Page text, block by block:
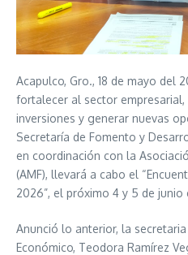
Acapulco, Gro., 18 de mayo del
fortalecer al sector
inversiones y generar nuevas
Secretaría de Fomento y
en coordinación con la
(AMF), llevará a cabo el
2026”, el próximo 4 y 5 de
Anunció lo anterior, la
Económico, Teodora Ramírez